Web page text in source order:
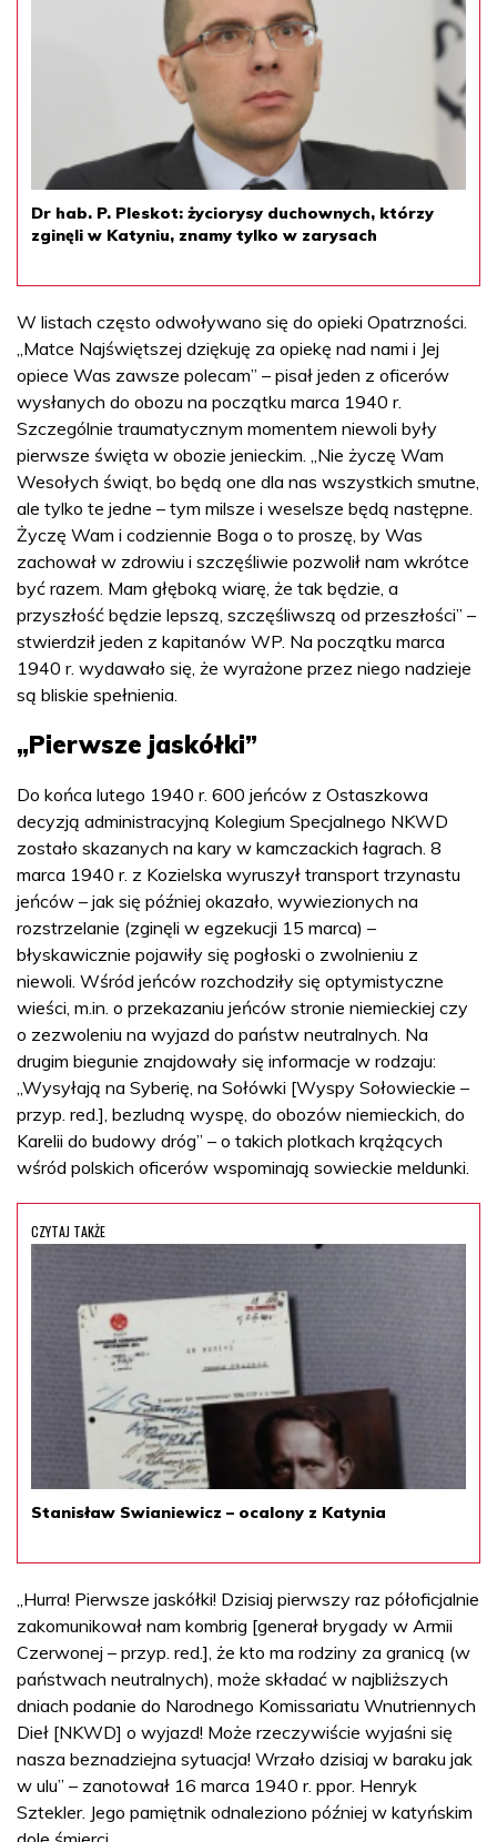
Dr hab. P. Pleskot: życiorysy duchownych, którzy
zginęli w Katyniu, znamy tylko w zarysach
W listach często odwoływano się do opieki Opatrzności.
„Matce Najświętszej dziękuję za opiekę nad nami i Jej
opiece Was zawsze polecam” – pisał jeden z oficerów
wysłanych do obozu na początku marca 1940 r.
Szczególnie traumatycznym momentem niewoli były
pierwsze święta w obozie jenieckim. „Nie życzę Wam
Wesołych świąt, bo będą one dla nas wszystkich smutne,
ale tylko te jedne – tym milsze i weselsze będą następne.
Życzę Wam i codziennie Boga o to proszę, by Was
zachował w zdrowiu i szczęśliwie pozwolił nam wkrótce
być razem. Mam głęboką wiarę, że tak będzie, a
przyszłość będzie lepszą, szczęśliwszą od przeszłości” –
stwierdził jeden z kapitanów WP. Na początku marca
1940 r. wydawało się, że wyrażone przez niego nadzieje
są bliskie spełnienia.
„Pierwsze jaskółki”
Do końca lutego 1940 r. 600 jeńców z Ostaszkowa
decyzją administracyjną Kolegium Specjalnego NKWD
zostało skazanych na kary w kamczackich łagrach. 8
marca 1940 r. z Kozielska wyruszył transport trzynastu
jeńców – jak się później okazało, wywiezionych na
rozstrzelanie (zginęli w egzekucji 15 marca) –
błyskawicznie pojawiły się pogłoski o zwolnieniu z
niewoli. Wśród jeńców rozchodziły się optymistyczne
wieści, m.in. o przekazaniu jeńców stronie niemieckiej czy
o zezwoleniu na wyjazd do państw neutralnych. Na
drugim biegunie znajdowały się informacje w rodzaju:
„Wysyłają na Syberię, na Sołówki [Wyspy Sołowieckie –
przyp. red.], bezludną wyspę, do obozów niemieckich, do
Karelii do budowy dróg” – o takich plotkach krążących
wśród polskich oficerów wspominają sowieckie meldunki.
CZYTAJ TAKŻE
Stanisław Swianiewicz – ocalony z Katynia
„Hurra! Pierwsze jaskółki! Dzisiaj pierwszy raz półoficjalnie
zakomunikował nam kombrig [generał brygady w Armii
Czerwonej – przyp. red.], że kto ma rodziny za granicą (w
państwach neutralnych), może składać w najbliższych
dniach podanie do Narodnego Komissariatu Wnutriennych
Dieł [NKWD] o wyjazd! Może rzeczywiście wyjaśni się
nasza beznadziejna sytuacja! Wrzało dzisiaj w baraku jak
w ulu” – zanotował 16 marca 1940 r. ppor. Henryk
Sztekler. Jego pamiętnik odnaleziono później w katyńskim